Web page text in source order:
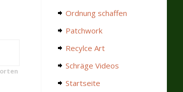
Ordnung schaffen
Patchwork
Recylce Art
Schräge Videos
Startseite